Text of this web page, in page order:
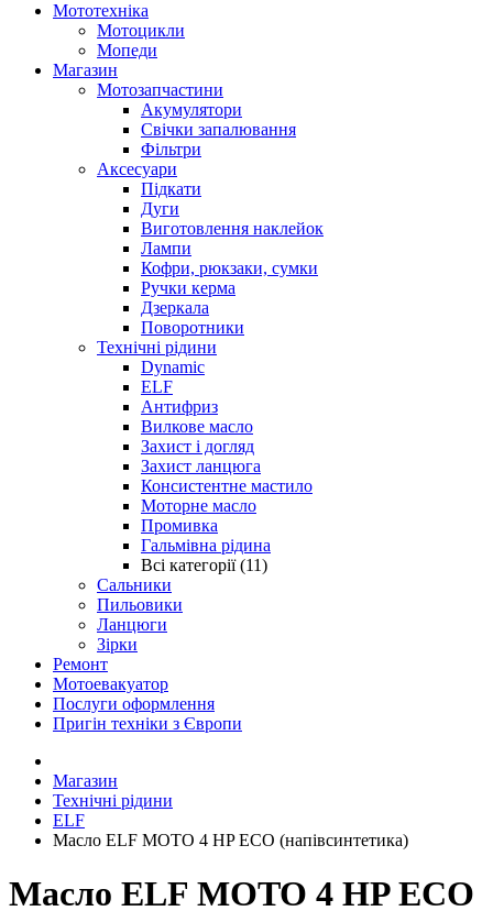
Мототехніка
Мотоцикли
Мопеди
Магазин
Мотозапчастини
Акумулятори
Свічки запалювання
Фільтри
Аксесуари
Підкати
Дуги
Виготовлення наклейок
Лампи
Кофри, рюкзаки, сумки
Ручки керма
Дзеркала
Поворотники
Технічні рідини
Dynamic
ELF
Антифриз
Вилкове масло
Захист і догляд
Захист ланцюга
Консистентне мастило
Моторне масло
Промивка
Гальмівна рідина
Всі категорії (11)
Сальники
Пильовики
Ланцюги
Зірки
Ремонт
Мотоевакуатор
Послуги оформлення
Пригін техніки з Європи
Магазин
Технічні рідини
ELF
Масло ELF MOTO 4 HP ECO (напівсинтетика)
Масло ELF MOTO 4 HP ECO